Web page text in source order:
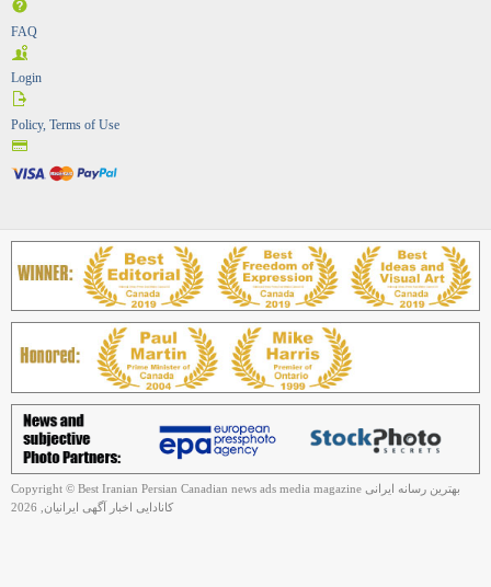
FAQ
Login
Policy, Terms of Use
Copyright © Best Iranian Persian Canadian news ads media magazine بهترین رسانه ایرانی
کانادایی اخبار آگهی ایرانیان, 2026